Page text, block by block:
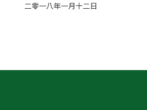
二零一八年一月十二日